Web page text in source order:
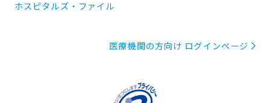
ホスピタルズ・ファイル
医療機関の方向け ログインページ